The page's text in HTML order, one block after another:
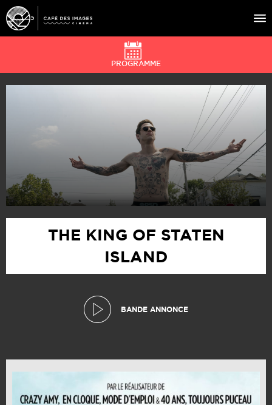
À L’AFFICHE
CAFÉ DU CINÉ
PRATIQUE
ÉDUCATION AUX IMAGES
THE KING OF STATEN
ISLAND
BANDE ANNONCE
PROGRAMME